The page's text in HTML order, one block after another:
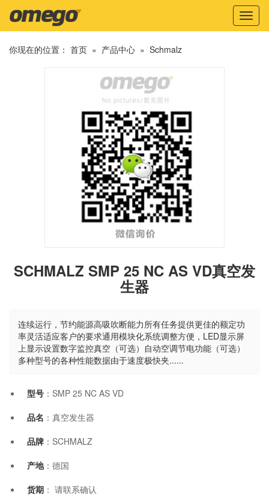
你现在的位置： 首页 » 产品中心 » Schmalz
SCHMALZ SMP 25 NC AS VD真空发
生器
连续运行，节约能源高吸吹断能力所有任务提供更佳的额定功
率灵活适应客户的要求通用模块化系统调整方便，LED显示屏
上显示设置数字监控真空（可选）自动空调节电功能（可选）
多种型号的各种性能数据由于速度极快夹......
型号 ：SMP 25 NC AS VD
品名 ：真空发生器
品牌 ：SCHMALZ
产地：德国
货期 ： 请联系确认